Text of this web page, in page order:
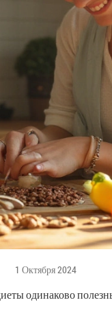
1 Октября 2024
одинаково